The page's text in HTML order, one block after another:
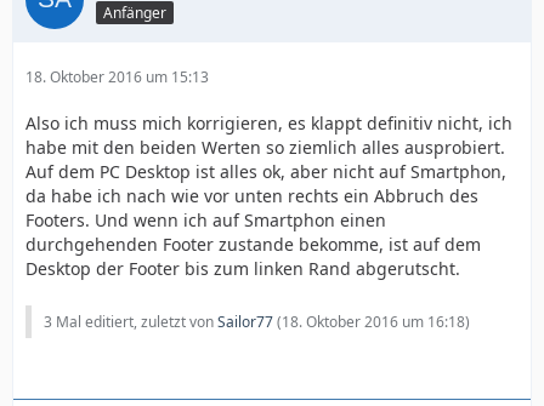
Anfänger
18. Oktober 2016 um 15:13
Also ich muss mich korrigieren, es klappt definitiv nicht, ich
habe mit den beiden Werten so ziemlich alles ausprobiert.
Auf dem PC Desktop ist alles ok, aber nicht auf Smartphon,
da habe ich nach wie vor unten rechts ein Abbruch des
Footers. Und wenn ich auf Smartphon einen
durchgehenden Footer zustande bekomme, ist auf dem
Desktop der Footer bis zum linken Rand abgerutscht.
3 Mal editiert, zuletzt vonSailor77(18. Oktober 2016 um 16:18)